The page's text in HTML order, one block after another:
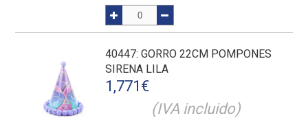
40447: GORRO 22CM POMPONES
SIRENA LILA
1,771 €
(IVA incluido)